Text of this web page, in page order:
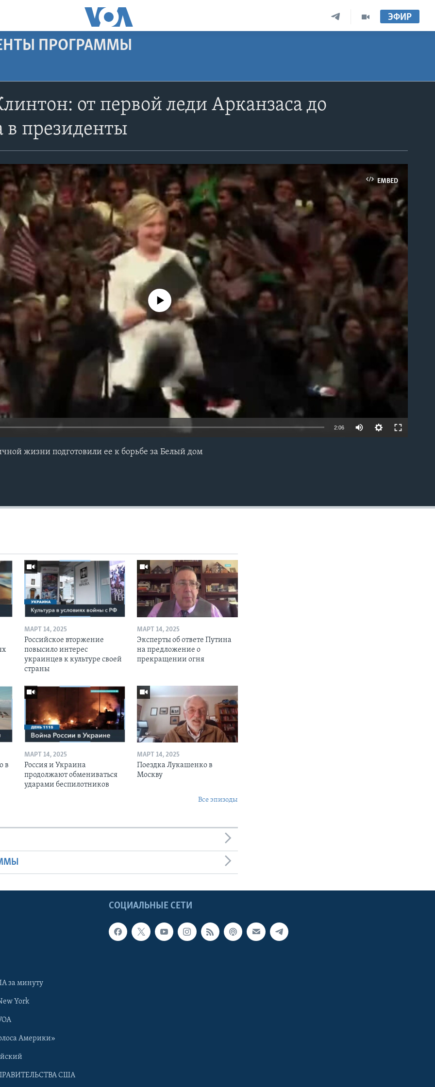
ЭФИР
ПРОГРАММЫ
от первой леди Арканзаса до
в президенты
EMBED
No media source currently available
2:06
жизни подготовили ее к борьбе за Белый дом
МАРТ 14, 2025
Российское вторжение
повысило интерес
украинцев к культуре своей
страны
МАРТ 14, 2025
Эксперты об ответе Путина
на предложение о
прекращении огня
в
МАРТ 14, 2025
Россия и Украина
продолжают обмениваться
ударами беспилотников
МАРТ 14, 2025
Поездка Лукашенко в
Москву
Все эпизоды
СОЦИАЛЬНЫЕ СЕТИ
за минуту
York
Америки»
США